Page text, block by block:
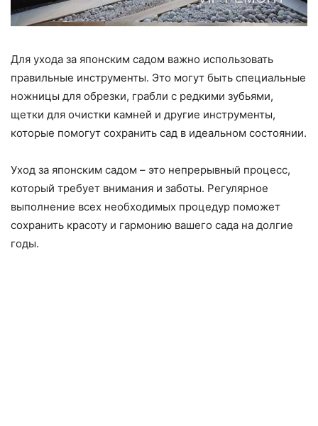
Для ухода за японским садом важно использовать
правильные инструменты. Это могут быть специальные
ножницы для обрезки, грабли с редкими зубьями,
щетки для очистки камней и другие инструменты,
которые помогут сохранить сад в идеальном состоянии.
Уход за японским садом – это непрерывный процесс,
который требует внимания и заботы. Регулярное
выполнение всех необходимых процедур поможет
сохранить красоту и гармонию вашего сада на долгие
годы.